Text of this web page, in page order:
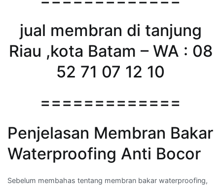
jual membran di tanjung
Riau ,kota Batam – WA : 08
52 71 07 12 10
=============
Penjelasan Membran Bakar
Waterproofing Anti Bocor
Sebelum membahas tentang membran bakar waterproofing,